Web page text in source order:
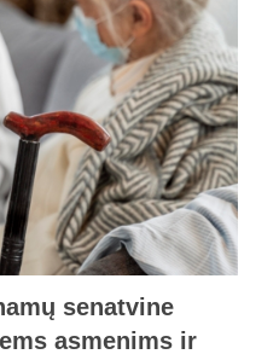
senatvine
asmenims ir